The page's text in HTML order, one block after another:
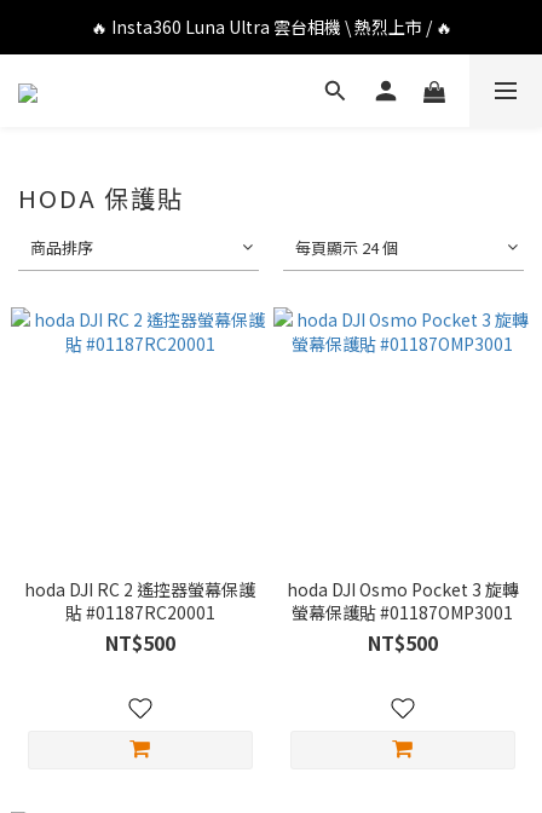
🔥 DJI OSMO POCKET 4P 口袋相機 \ 熱烈上市 / 🔥
🔥 Insta360 Luna Ultra 雲台相機 \ 熱烈上市 / 🔥
🔥 Insta360 GO Ultra Hello Kitty 聯名限定套裝 \ 時尚上市 / 🔥
HODA 保護貼
商品排序 每頁顯示 24 個
hoda DJI RC 2 遙控器螢幕保護
貼 #01187RC20001
NT$500
hoda DJI Osmo Pocket 3 旋轉
螢幕保護貼 #01187OMP3001
NT$500